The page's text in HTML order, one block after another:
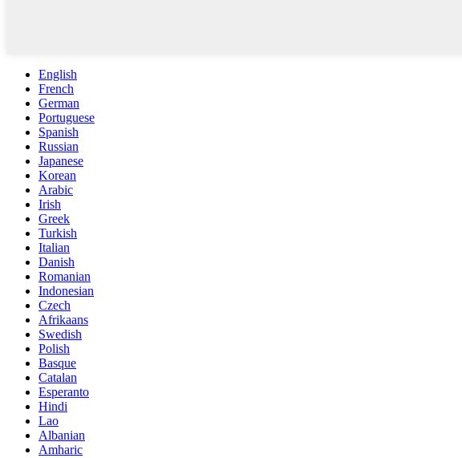
English
French
German
Portuguese
Spanish
Russian
Japanese
Korean
Arabic
Irish
Greek
Turkish
Italian
Danish
Romanian
Indonesian
Czech
Afrikaans
Swedish
Polish
Basque
Catalan
Esperanto
Hindi
Lao
Albanian
Amharic